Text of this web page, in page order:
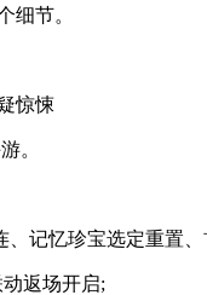
细节。
惊悚
。
记忆珍宝选定重置
返场开启;